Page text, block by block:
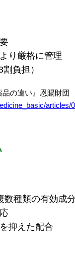
り厳格に管理
負担）
品の違い』恩賜財
articles/
数種類の有効成分
抑えた配合